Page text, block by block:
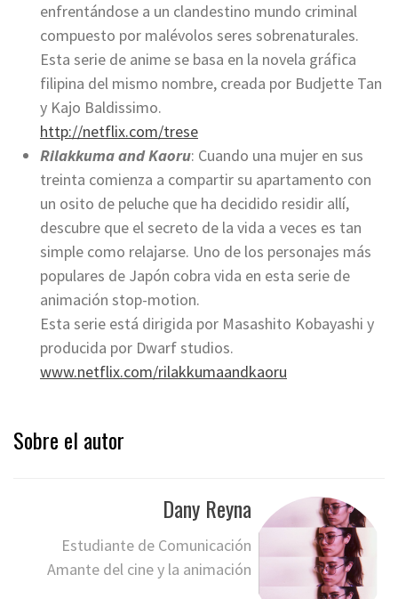
enfrentándose a un clandestino mundo criminal
compuesto por malévolos seres sobrenaturales.
Esta serie de anime se basa en la novela gráfica
filipina del mismo nombre, creada por Budjette Tan
y Kajo Baldissimo.
http://netflix.com/trese
Rilakkuma and Kaoru: Cuando una mujer en sus
treinta comienza a compartir su apartamento con
un osito de peluche que ha decidido residir allí,
descubre que el secreto de la vida a veces es tan
simple como relajarse. Uno de los personajes más
populares de Japón cobra vida en esta serie de
animación stop-motion.
Esta serie está dirigida por Masashito Kobayashi y
producida por Dwarf studios.
www.netflix.com/rilakkumaandkaoru
Sobre el autor
Dany Reyna
Estudiante de Comunicación
Amante del cine y la animación